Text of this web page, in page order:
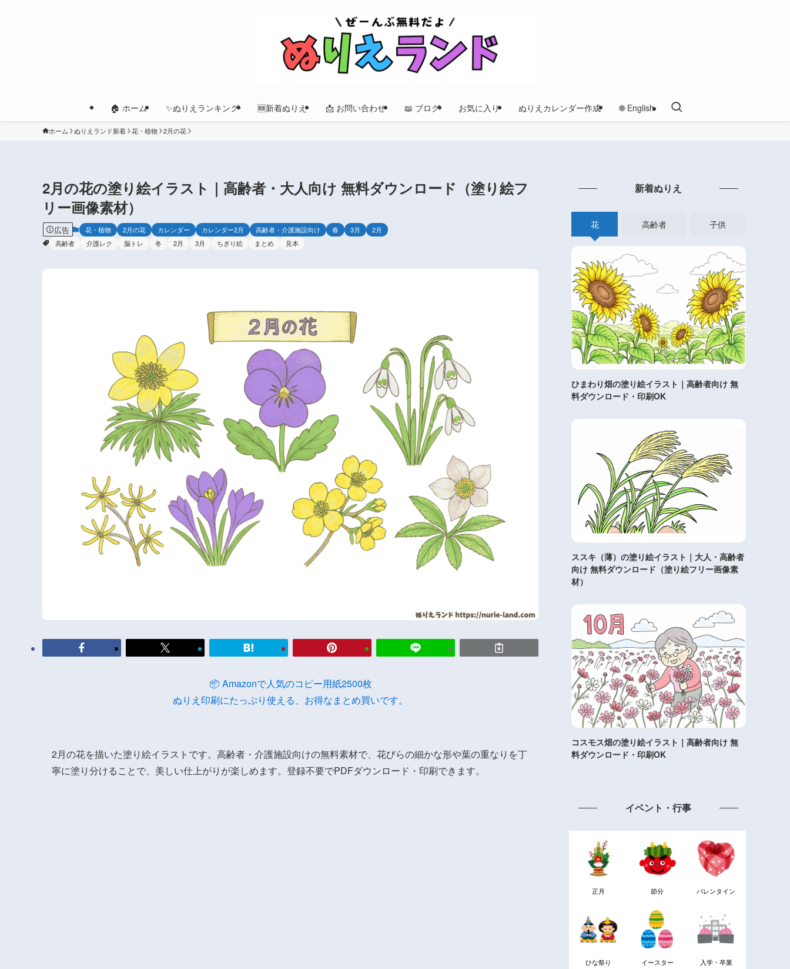
🏠 ホーム ✨ぬりえランキング 🆕新着ぬりえ 📩 お問い合わせ 📖 ブログ お気に入り ぬりえカレンダー作成 🌐 English
ホーム ぬりえランド新着 花・植物 2月の花
2月の花の塗り絵イラスト｜高齢者・大人向け 無料ダウンロード（塗り絵フ
リー画像素材）
広告 花・植物 2月の花 カレンダー カレンダー2月 高齢者・介護施設向け 春 3月
2月
高齢者
介護レク 脳トレ 冬 2月 3月 ちぎり絵 まとめ 見本
📦 Amazonで人気のコピー用紙2500枚
ぬりえ印刷にたっぷり使える、お得なまとめ買いです。
2月の花を描いた塗り絵イラストです。高齢者・介護施設向けの無料素材で、花びらの細かな形や葉の重なりを丁
寧に塗り分けることで、美しい仕上がりが楽しめます。登録不要でPDFダウンロード・印刷できます。
新着ぬりえ
花 高齢者 子供
ひまわり畑の塗り絵イラスト｜高齢者向け 無
料ダウンロード・印刷OK
ススキ（薄）の塗り絵イラスト｜大人・高齢者
向け 無料ダウンロード（塗り絵フリー画像素
材）
コスモス畑の塗り絵イラスト｜高齢者向け 無
料ダウンロード・印刷OK
イベント・行事
正月 節分 バレンタイン
ひな祭り イースター 入学・卒業